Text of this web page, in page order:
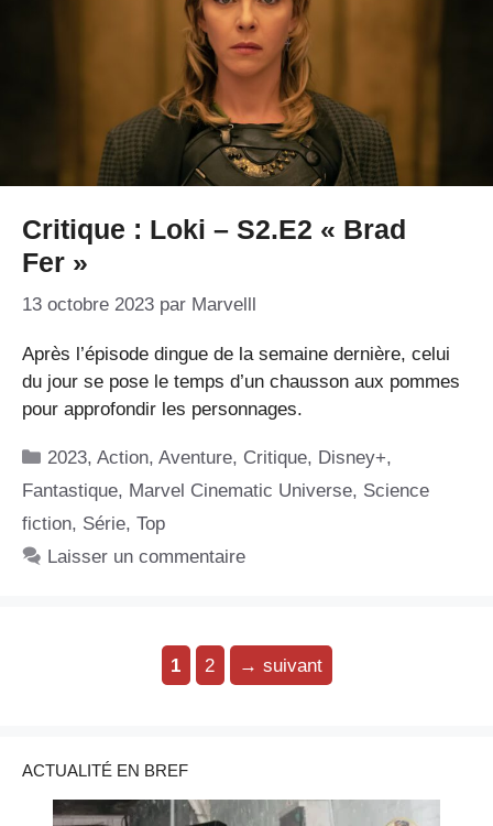
Critique : Loki – S2.E2 « Brad
Fer »
13 octobre 2023 par Marvelll
Après l’épisode dingue de la semaine dernière, celui
du jour se pose le temps d’un chausson aux pommes
pour approfondir les personnages.
Catégories
2023,Action,Aventure, Critique, Disney+,
Fantastique, Marvel Cinematic Universe, Science
fiction, Série, Top
Laisser un commentaire
Page
1
Page
2
→ suivant
ACTUALITÉ EN BREF